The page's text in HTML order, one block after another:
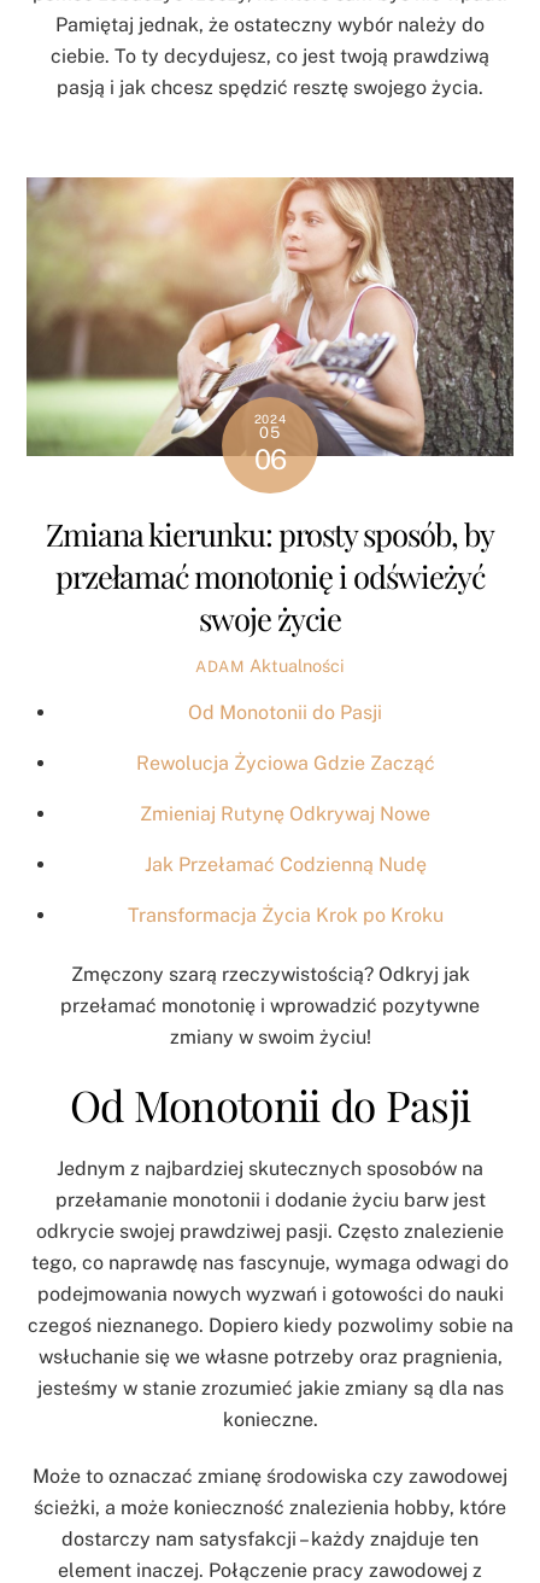
Pamiętaj jednak, że ostateczny wybór należy do
ciebie. To ty decydujesz, co jest twoją prawdziwą
pasją i jak chcesz spędzić resztę swojego życia.
2024
05
06
Zmiana kierunku: prosty sposób, by
przełamać monotonię i odświeżyć
swoje życie
ADAM Aktualności
Od Monotonii do Pasji
Rewolucja Życiowa Gdzie Zacząć
Zmieniaj Rutynę Odkrywaj Nowe
Jak Przełamać Codzienną Nudę
Transformacja Życia Krok po Kroku
Zmęczony szarą rzeczywistością? Odkryj jak
przełamać monotonię i wprowadzić pozytywne
zmiany w swoim życiu!
Od Monotonii do Pasji
Jednym z najbardziej skutecznych sposobów na
przełamanie monotonii i dodanie życiu barw jest
odkrycie swojej prawdziwej pasji. Często znalezienie
tego, co naprawdę nas fascynuje, wymaga odwagi do
podejmowania nowych wyzwań i gotowości do nauki
czegoś nieznanego. Dopiero kiedy pozwolimy sobie na
wsłuchanie się we własne potrzeby oraz pragnienia,
jesteśmy w stanie zrozumieć jakie zmiany są dla nas
konieczne.
Może to oznaczać zmianę środowiska czy zawodowej
ścieżki, a może konieczność znalezienia hobby, które
dostarczy nam satysfakcji – każdy znajduje ten
element inaczej. Połączenie pracy zawodowej z